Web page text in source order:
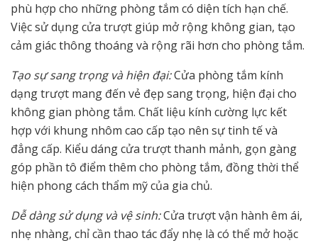
phù hợp cho những phòng tắm có diện tích hạn chế.
Việc sử dụng cửa trượt giúp mở rộng không gian, tạo
cảm giác thông thoáng và rộng rãi hơn cho phòng tắm.
Tạo sự sang trọng và hiện đại:Cửa phòng tắm kính
dạng trượt mang đến vẻ đẹp sang trọng, hiện đại cho
không gian phòng tắm. Chất liệu kính cường lực kết
hợp với khung nhôm cao cấp tạo nên sự tinh tế và
đẳng cấp. Kiểu dáng cửa trượt thanh mảnh, gọn gàng
góp phần tô điểm thêm cho phòng tắm, đồng thời thể
hiện phong cách thẩm mỹ của gia chủ.
Dễ dàng sử dụng và vệ sinh:Cửa trượt vận hành êm ái,
nhẹ nhàng, chỉ cần thao tác đẩy nhẹ là có thể mở hoặc